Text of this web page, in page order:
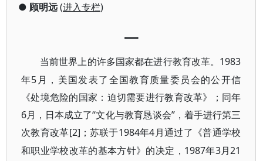
● 顾明远(进入专栏)
一
当前世界上的许多国家都在进行教育改革。 1983
年5月，美国发表了全国教育质量委员会的公开信
《处境危险的国家：迫切需要进行教育改革》；同年
6月，日本成立了“文化与教育恳谈会”，着手进行第三
次教育改革[2] ；苏联于1984年4月通过了《普通学校
和职业学校改革的基本方针》的决定，1987年3月21